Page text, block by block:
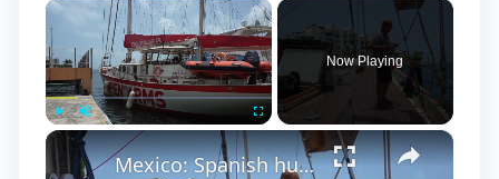
×
Play Unmute
Now Playing
×
Mexico: Spanish humanitarian vessel 'Astral' arrives in Mexico en route to Cuba.